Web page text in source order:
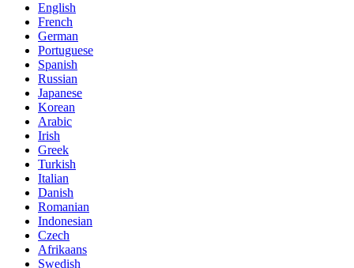
English
French
German
Portuguese
Spanish
Russian
Japanese
Korean
Arabic
Irish
Greek
Turkish
Italian
Danish
Romanian
Indonesian
Czech
Afrikaans
Swedish